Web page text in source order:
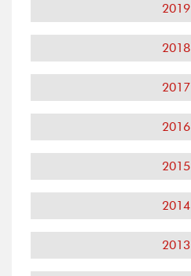
2019
2018
2017
2016
2015
2014
2013